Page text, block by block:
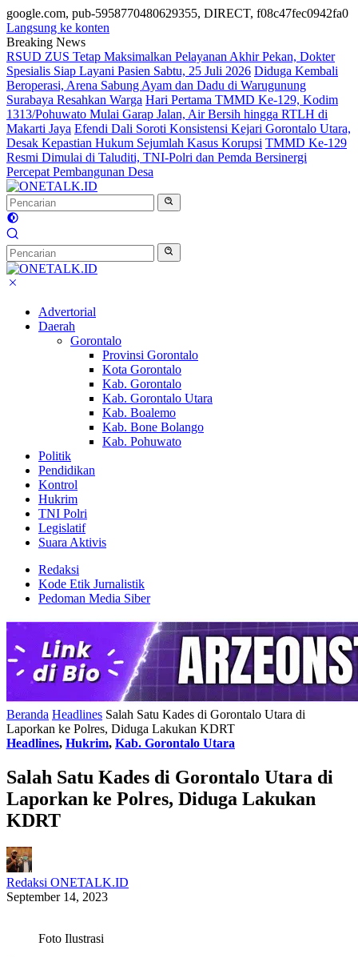
google.com, pub-5958770480629355, DIRECT, f08c47fec0942fa0
Langsung ke konten
Breaking News
RSUD ZUS Tetap Maksimalkan Pelayanan Akhir Pekan, Dokter
Spesialis Siap Layani Pasien Sabtu, 25 Juli 2026 Diduga Kembali
Beroperasi, Arena Sabung Ayam dan Dadu di Warugunung
Surabaya Resahkan Warga Hari Pertama TMMD Ke-129, Kodim
1313/Pohuwato Mulai Garap Jalan, Air Bersih hingga RTLH di
Makarti Jaya Efendi Dali Soroti Konsistensi Kejari Gorontalo Utara,
Desak Kepastian Hukum Sejumlah Kasus Korupsi TMMD Ke-129
Resmi Dimulai di Taluditi, TNI-Polri dan Pemda Bersinergi
Percepat Pembangunan Desa
Advertorial
Daerah
Gorontalo
Provinsi Gorontalo
Kota Gorontalo
Kab. Gorontalo
Kab. Gorontalo Utara
Kab. Boalemo
Kab. Bone Bolango
Kab. Pohuwato
Politik
Pendidikan
Kontrol
Hukrim
TNI Polri
Legislatif
Suara Aktivis
Redaksi
Kode Etik Jurnalistik
Pedoman Media Siber
Beranda Headlines Salah Satu Kades di Gorontalo Utara di
Laporkan ke Polres, Diduga Lakukan KDRT
Headlines, Hukrim, Kab. Gorontalo Utara
Salah Satu Kades di Gorontalo Utara di
Laporkan ke Polres, Diduga Lakukan
KDRT
Redaksi ONETALK.ID
September 14, 2023
Foto Ilustrasi